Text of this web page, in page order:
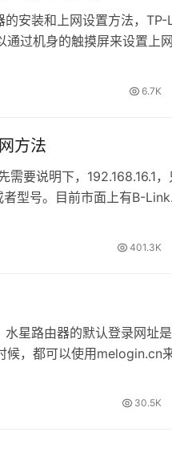
安装和上网设置方法，TP-
过机身的触摸屏来设置上
6.7K
方法
需要说明下，192.168.16.1，
型号。目前市面上有B-Link
401.3K
星路由器的默认登录网址是
，都可以使用melogin.cn
意，这个方法适用于所有的
30.5K